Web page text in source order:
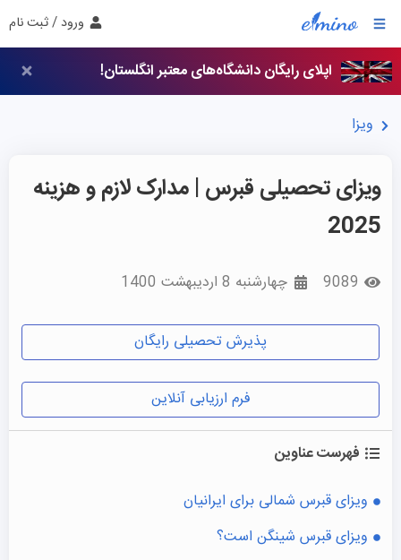
ورود / ثبت نام
اپلای رایگان دانشگاه‌های معتبر انگلستان!
ویزا
ویزای تحصیلی قبرس | مدارک لازم و هزینه
2025
چهارشنبه 8 اردیبهشت 1400
پذیرش تحصیلی رایگان
فرم ارزیابی آنلاین
فهرست عناوین
ویزای قبرس شمالی برای ایرانیان
ویزای قبرس شینگن است؟